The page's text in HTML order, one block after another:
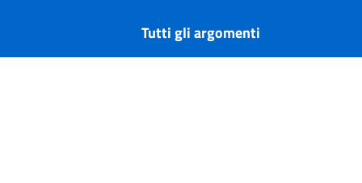
Tutti gli argomenti